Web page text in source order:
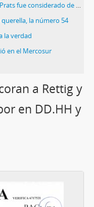
de Lesa Humanidad
la número 54
la verdad
en el Mercosur
a Rettig y
en DD.HH y